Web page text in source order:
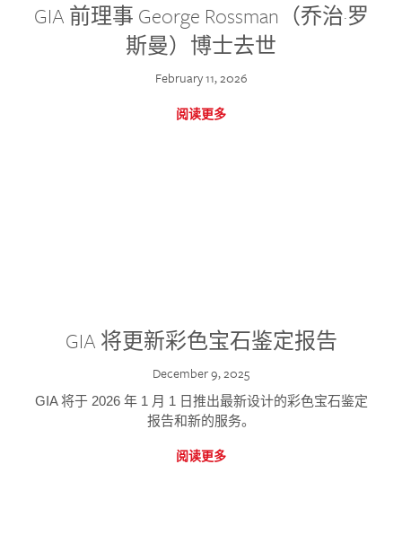
GIA 前理事 George Rossman（乔治·罗
斯曼）博士去世
February 11, 2026
阅读更多
GIA 将更新彩色宝石鉴定报告
December 9, 2025
GIA 将于 2026 年 1 月 1 日推出最新设计的彩色宝石鉴定
报告和新的服务。
阅读更多